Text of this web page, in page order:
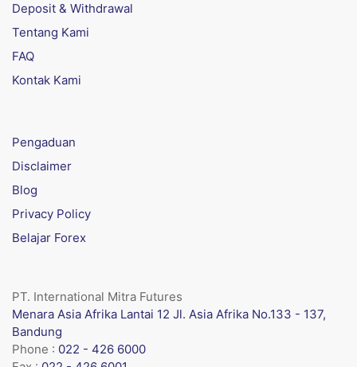
Deposit & Withdrawal
Tentang Kami
FAQ
Kontak Kami
Pengaduan
Disclaimer
Blog
Privacy Policy
Belajar Forex
PT. International Mitra Futures
Menara Asia Afrika Lantai 12 Jl. Asia Afrika No.133 - 137,
Bandung
Phone : 022 - 426 6000